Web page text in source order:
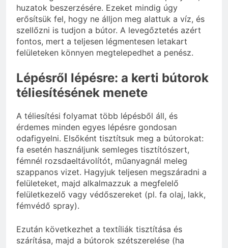
huzatok beszerzésére. Ezeket mindig úgy
erősítsük fel, hogy ne álljon meg alattuk a víz, és
szellőzni is tudjon a bútor. A levegőztetés azért
fontos, mert a teljesen légmentesen letakart
felületeken könnyen megtelepedhet a penész.
Lépésről lépésre: a kerti bútorok
téliesítésének menete
A téliesítési folyamat több lépésből áll, és
érdemes minden egyes lépésre gondosan
odafigyelni. Elsőként tisztítsuk meg a bútorokat:
fa esetén használjunk semleges tisztítószert,
fémnél rozsdaeltávolítót, műanyagnál meleg
szappanos vizet. Hagyjuk teljesen megszáradni a
felületeket, majd alkalmazzuk a megfelelő
felületkezelő vagy védőszereket (pl. fa olaj, lakk,
fémvédő spray).
Ezután következhet a textíliák tisztítása és
szárítása, majd a bútorok szétszerelése (ha